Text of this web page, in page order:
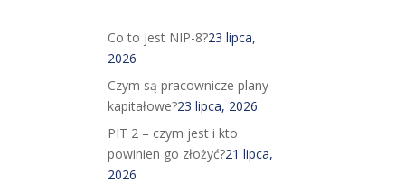
Co to jest NIP-8?23 lipca,
2026
Czym są pracownicze plany
kapitałowe?23 lipca, 2026
PIT 2 – czym jest i kto
powinien go złożyć?21 lipca,
2026